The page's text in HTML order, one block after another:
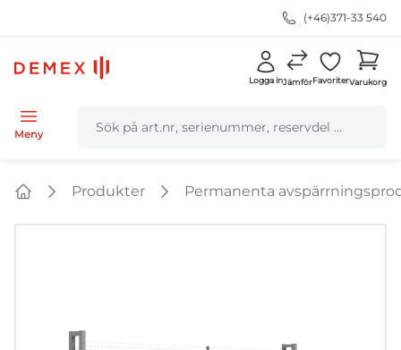
(+46)371-33 540
Logga inJämförFavoriterVarukorg
Meny
Produkter Permanenta